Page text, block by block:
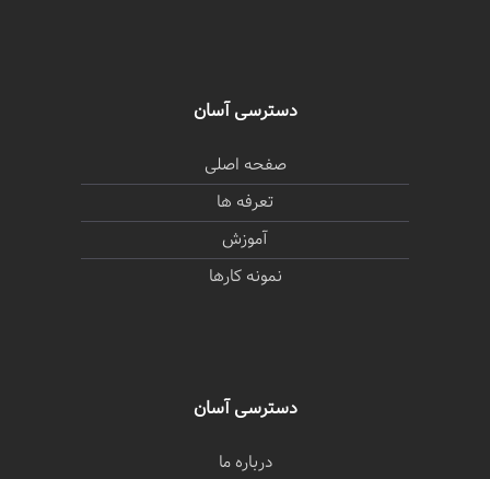
دسترسی آسان
صفحه اصلی
تعرفه ها
آموزش
نمونه کارها
دسترسی آسان
درباره ما